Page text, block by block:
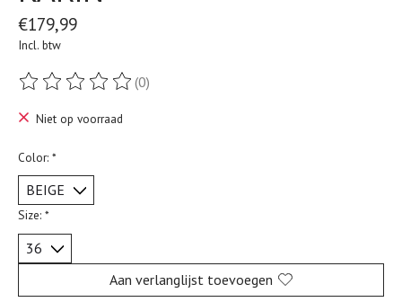
€179,99
Incl. btw
De beoordeling van dit product is
(0)
Niet op voorraad
Color: *
Size: *
Aan verlanglijst toevoegen